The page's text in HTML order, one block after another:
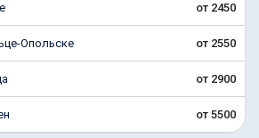
от 2450
Опольске от 2550
от 2900
от 5500